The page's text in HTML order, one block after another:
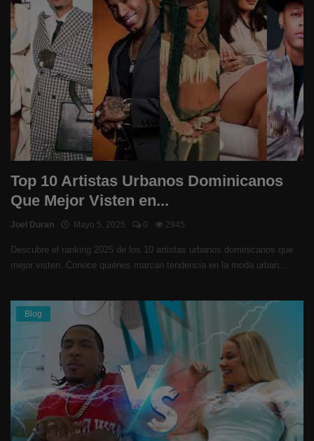
Top 10 Artistas Urbanos Dominicanos
Que Mejor Visten en...
Joel Duran Mayo 5, 2025 0 2945
Descubre el ranking 2025 de los 10 artistas urbanos dominicanos que
mejor visten. Conoce quiénes marcan tendencia en la moda urban...
Blog